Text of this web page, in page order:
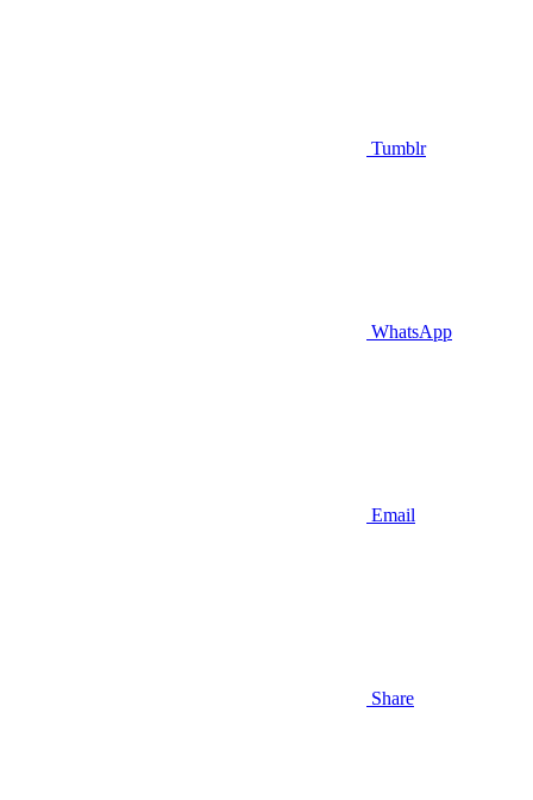
Tumblr
WhatsApp
Email
Share